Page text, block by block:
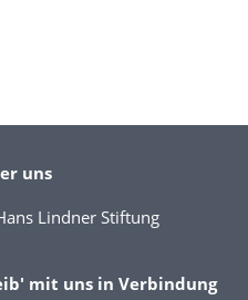
uns
mit uns in Verbindung